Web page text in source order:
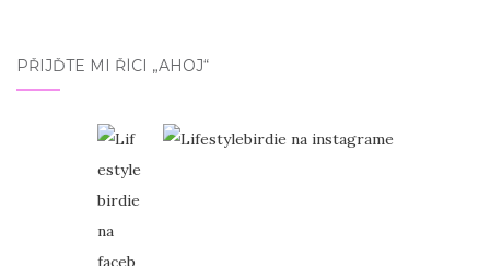
PŘIJĎTE MI ŘÍCI „AHOJ“